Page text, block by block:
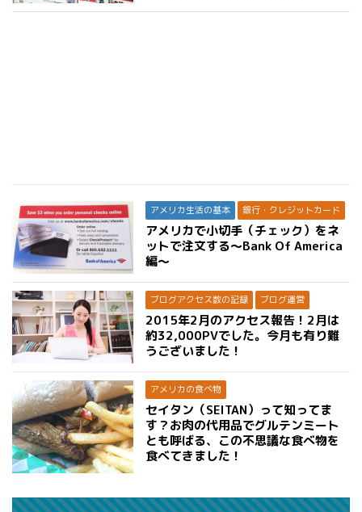
アメリカ生活の基本 銀行・クレジットカード
アメリカで小切手（チェック）をネ
ットで注文する〜Bank Of America
編〜
ブログアクセス数の記録 ブログ運営
2015年2月のアクセス報告！2月は
約32,000PVでした。今月も有り難
うございました！
アメリカの食べ物
セイタン（SEITAN）って知ってま
す？お肉の代用品でグルテンミート
とも呼ばる、この不思議な食べ物を
食べてきました！